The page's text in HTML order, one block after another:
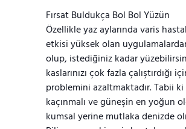
Fırsat Buldukça Bol Bol Yüzün
Özellikle yaz aylarında varis
etkisi yüksek olan
olup, istediğiniz kadar
kaslarınızı çok fazla çalıştırdığı
problemini azaltmaktadır. Tabii
kaçınmalı ve güneşin en yoğun
kumsal yerine mutlaka denizde